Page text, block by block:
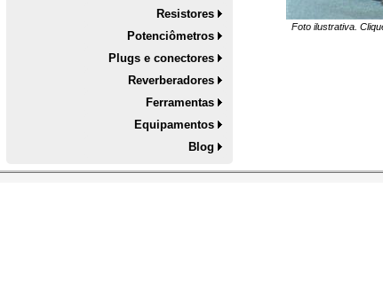
Resistores
Potenciômetros
Plugs e conectores
Reverberadores
Ferramentas
Equipamentos
Blog
Foto ilustrativa.